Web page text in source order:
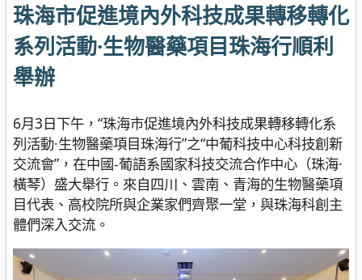
珠海市促進境內外科技成果轉移轉化
系列活動·生物醫藥項目珠海行順利
舉辦
6月3日下午，“珠海市促進境內外科技成果轉移轉化系
列活動·生物醫藥項目珠海行”之“中葡科技中心科技創新
交流會”，在中國-葡語系國家科技交流合作中心（珠海·
橫琴）盛大舉行。來自四川、雲南、青海的生物醫藥項
目代表、高校院所與企業家們齊聚一堂，與珠海科創主
體們深入交流。